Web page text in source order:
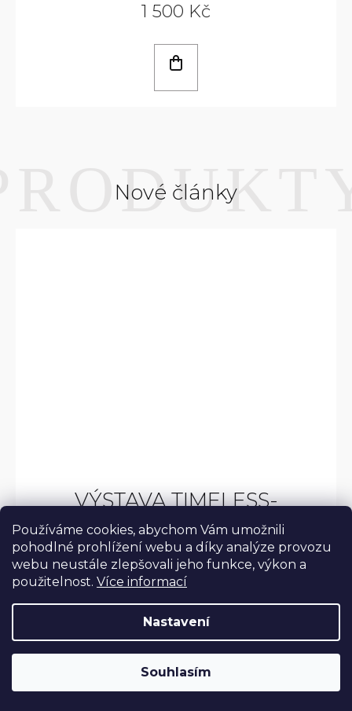
Používáme cookies, abychom Vám umožnili
pohodlné prohlížení webu a díky analýze provozu
webu neustále zlepšovali jeho funkce, výkon a
použitelnost. Více informací
Nastavení
Souhlasím
1 500 Kč
Nové články
VÝSTAVA TIMELESS-
KOMENTOVANÁ
PROHLÍDKA
Patříte mezi obdivovatele tvorby designérky Blanky
Matragi? Chtěli byste se s ní setkat a pocítit její
pověstnou spontánnost a živelnost na vlastní kůži?